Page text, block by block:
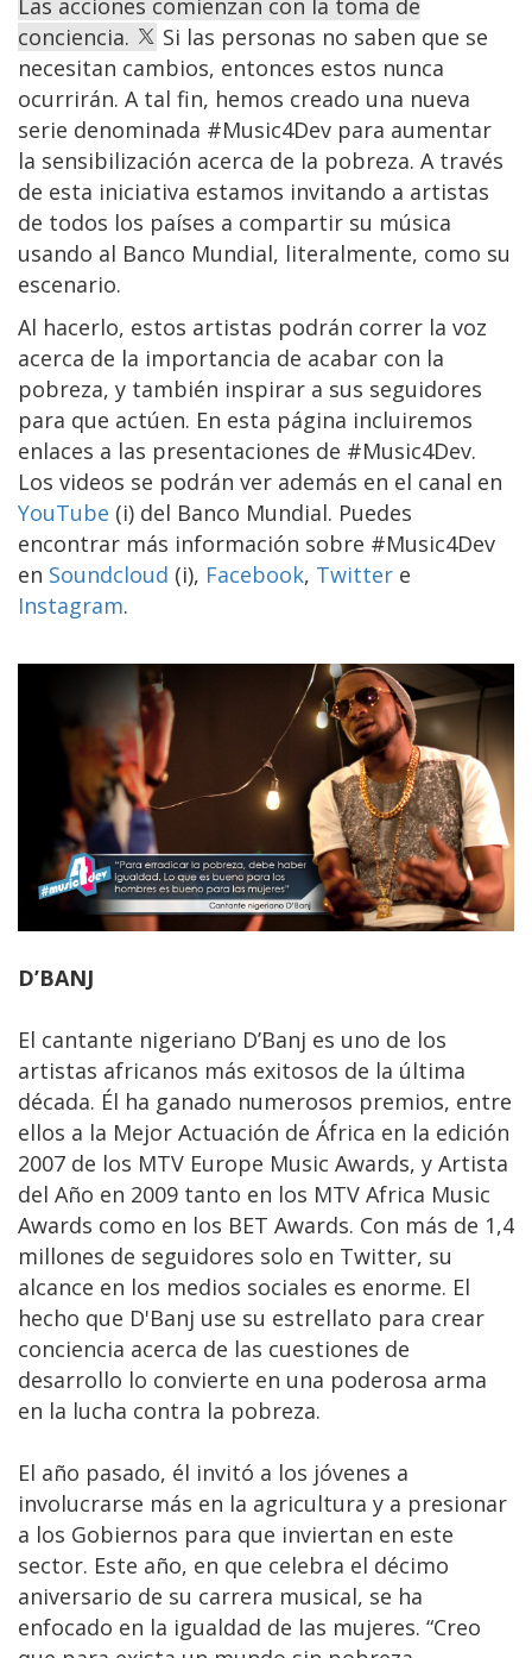
conciencia.
Si las personas no saben que se
necesitan cambios, entonces estos nunca
ocurrirán. A tal fin, hemos creado una nueva
serie denominada #Music4Dev para aumentar
la sensibilización acerca de la pobreza. A través
de esta iniciativa estamos invitando a artistas
de todos los países a compartir su música
usando al Banco Mundial, literalmente, como su
escenario.
Al hacerlo, estos artistas podrán correr la voz
acerca de la importancia de acabar con la
pobreza, y también inspirar a sus seguidores
para que actúen. En esta página incluiremos
enlaces a las presentaciones de #Music4Dev.
Los videos se podrán ver además en el canal en
YouTube (i) del Banco Mundial. Puedes
encontrar más información sobre #Music4Dev
en Soundcloud (i), Facebook, Twitter e
Instagram.
D’BANJ
El cantante nigeriano D’Banj es uno de los
artistas africanos más exitosos de la última
década. Él ha ganado numerosos premios, entre
ellos a la Mejor Actuación de África en la edición
2007 de los MTV Europe Music Awards, y Artista
del Año en 2009 tanto en los MTV Africa Music
Awards como en los BET Awards. Con más de 1,4
millones de seguidores solo en Twitter, su
alcance en los medios sociales es enorme. El
hecho que D'Banj use su estrellato para crear
conciencia acerca de las cuestiones de
desarrollo lo convierte en una poderosa arma
en la lucha contra la pobreza.
El año pasado, él invitó a los jóvenes a
involucrarse más en la agricultura y a presionar
a los Gobiernos para que inviertan en este
sector. Este año, en que celebra el décimo
aniversario de su carrera musical, se ha
enfocado en la igualdad de las mujeres. “Creo